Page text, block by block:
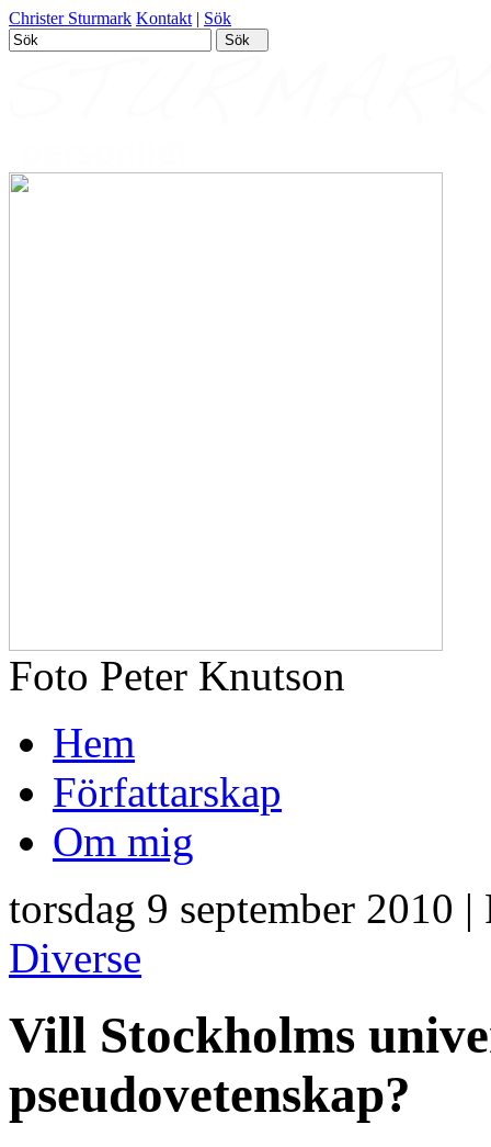
Christer Sturmark Kontakt | Sök
Foto Peter Knutson
Hem
Författarskap
Om mig
torsdag 9 september 2010
Diverse
Vill Stockholms
pseudovetenskap?